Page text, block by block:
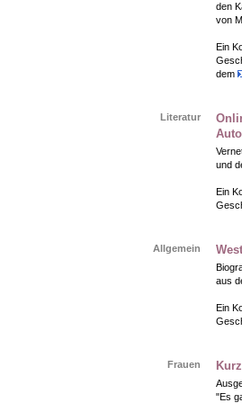
den
von
Ein
dem
Literatur
und
Ein
Allgemein
aus
Ein
Frauen
"Es